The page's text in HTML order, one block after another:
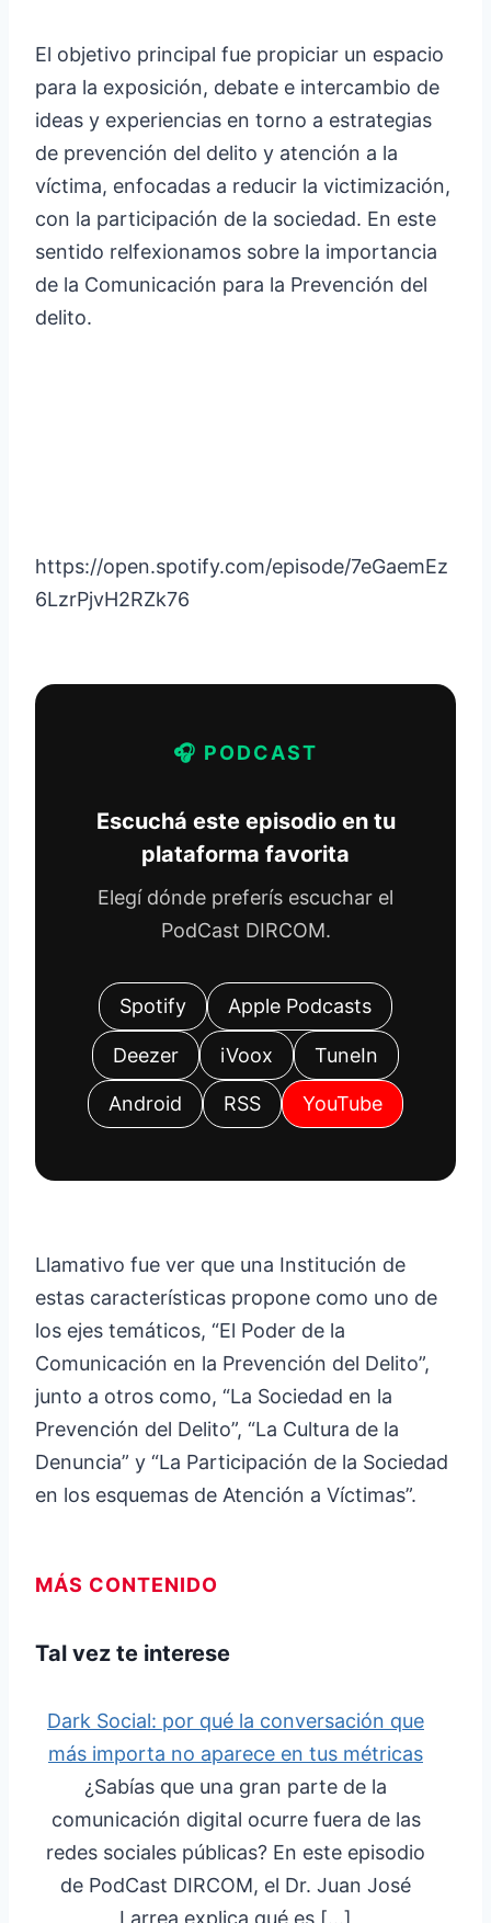
El objetivo principal fue propiciar un espacio
para la exposición, debate e intercambio de
ideas y experiencias en torno a estrategias
de prevención del delito y atención a la
víctima, enfocadas a reducir la victimización,
con la participación de la sociedad. En este
sentido relfexionamos sobre la importancia
de la Comunicación para la Prevención del
delito.
https://open.spotify.com/episode/7eGaemEz
6LzrPjvH2RZk76
🎧 PODCAST
Escuchá este episodio en tu
plataforma favorita
Elegí dónde preferís escuchar el
PodCast DIRCOM.
Spotify Apple Podcasts
Deezer iVoox TuneIn
Android RSS YouTube
Llamativo fue ver que una Institución de
estas características propone como uno de
los ejes temáticos, “El Poder de la
Comunicación en la Prevención del Delito”,
junto a otros como, “La Sociedad en la
Prevención del Delito”, “La Cultura de la
Denuncia” y “La Participación de la Sociedad
en los esquemas de Atención a Víctimas”.
MÁS CONTENIDO
Tal vez te interese
Dark Social: por qué la conversación que
más importa no aparece en tus métricas
¿Sabías que una gran parte de la
comunicación digital ocurre fuera de las
redes sociales públicas? En este episodio
de PodCast DIRCOM, el Dr. Juan José
Larrea explica qué es […]